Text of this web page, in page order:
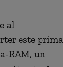
al
este prima
RAM, un